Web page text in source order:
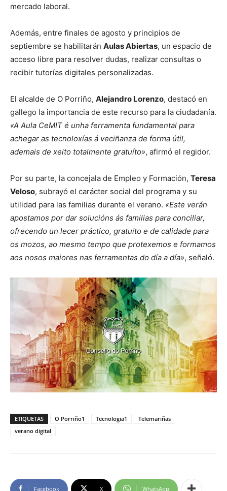
mercado laboral.
Además, entre finales de agosto y principios de
septiembre se habilitarán Aulas Abiertas, un espacio de
acceso libre para resolver dudas, realizar consultas o
recibir tutorías digitales personalizadas.
El alcalde de O Porriño, Alejandro Lorenzo, destacó en
gallego la importancia de este recurso para la ciudadanía.
«A Aula CeMIT é unha ferramenta fundamental para
achegar as tecnoloxías á veciñanza de forma útil,
ademais de xeito totalmente gratuíto», afirmó el regidor.
Por su parte, la concejala de Empleo y Formación, Teresa
Veloso, subrayó el carácter social del programa y su
utilidad para las familias durante el verano. «Este verán
apostamos por dar solucións ás familias para conciliar,
ofrecendo un lecer práctico, gratuíto e de calidade para
os mozos, ao mesmo tempo que protexemos e formamos
aos nosos maiores nas ferramentas do día a día», señaló.
ETIQUETAS O Porriño1 Tecnologia1
Telemariñas
verano digital
Facebook X WhatsApp